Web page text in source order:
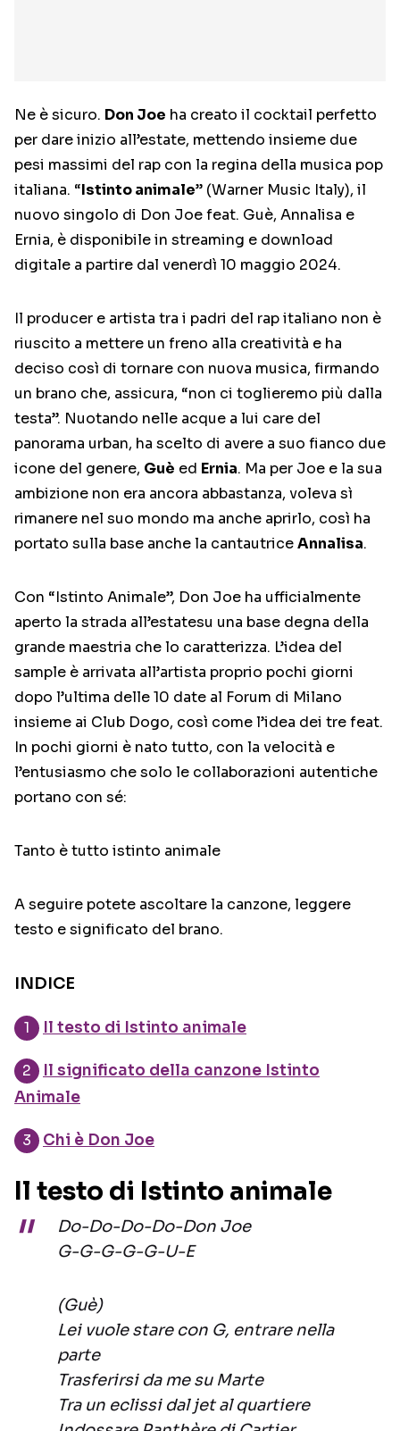
Ne è sicuro. Don Joe ha creato il cocktail perfetto
per dare inizio all’estate, mettendo insieme due
pesi massimi del rap con la regina della musica pop
italiana. “Istinto animale” (Warner Music Italy), il
nuovo singolo di Don Joe feat. Guè, Annalisa e
Ernia, è disponibile in streaming e download
digitale a partire dal venerdì 10 maggio 2024.
Il producer e artista tra i padri del rap italiano non è
riuscito a mettere un freno alla creatività e ha
deciso così di tornare con nuova musica, firmando
un brano che, assicura, “non ci toglieremo più dalla
testa”. Nuotando nelle acque a lui care del
panorama urban, ha scelto di avere a suo fianco due
icone del genere, Guè ed Ernia. Ma per Joe e la sua
ambizione non era ancora abbastanza, voleva sì
rimanere nel suo mondo ma anche aprirlo, così ha
portato sulla base anche la cantautriceAnnalisa.
Con “Istinto Animale”, Don Joe ha ufficialmente
aperto la strada all’estatesu una base degna della
grande maestria che lo caratterizza. L’idea del
sample è arrivata all’artista proprio pochi giorni
dopo l’ultima delle 10 date al Forum di Milano
insieme ai Club Dogo, così come l’idea dei tre feat.
In pochi giorni è nato tutto, con la velocità e
l’entusiasmo che solo le collaborazioni autentiche
portano con sé:
Tanto è tutto istinto animale
A seguire potete ascoltare la canzone, leggere
testo e significato del brano.
INDICE
Il testo di Istinto animale
Il significato della canzone Istinto
Animale
Chi è Don Joe
Il testo di Istinto animale
Do-Do-Do-Do-Don Joe
G-G-G-G-G-U-E
(Guè)
Lei vuole stare con G, entrare nella
parte
Trasferirsi da me su Marte
Tra un eclissi dal jet al quartiere